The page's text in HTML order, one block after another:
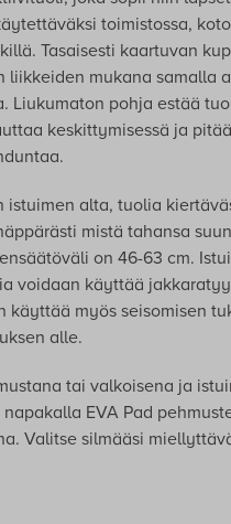
toimistossa,
Tasaisesti kaartuvan
liikkeiden mukana samalla
Liukumaton pohja estää
keskittymisessä ja
istuimen alta, tuolia
mistä tahansa
on 46-63 cm.
voidaan käyttää
käyttää myös seisomisen
alle.
tai valkoisena ja
EVA Pad
Valitse silmääsi